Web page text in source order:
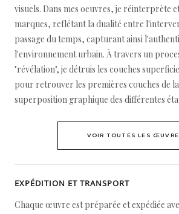
visuels. Dans mes oeuvres, je réinterprète
marques, reflétant la dualité entre
passage du temps, capturant ainsi
l'environnement urbain. À travers un
"révélation", je détruis les couches
pour retrouver les premières couches de
superposition graphique des différentes
VOIR TOUTES LES
EXPÉDITION ET TRANSPORT
Chaque œuvre est préparée et expédiée